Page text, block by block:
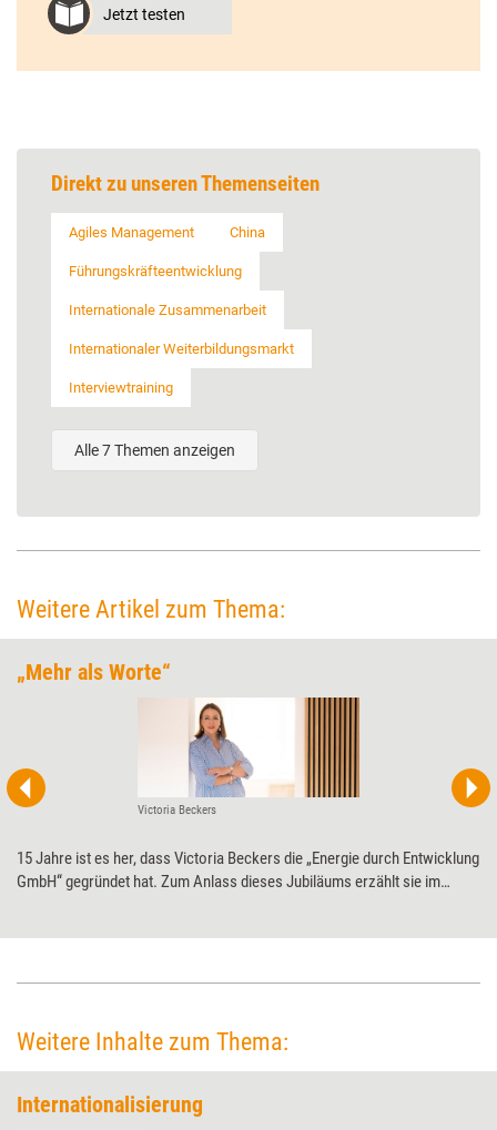
Jetzt testen
Direkt zu unseren Themenseiten
Agiles Management China
Führungskräfteentwicklung
Internationale Zusammenarbeit
Internationaler Weiterbildungsmarkt
Interviewtraining
Alle 7 Themen anzeigen
Weitere Artikel zum Thema:
„Mehr als Worte“
Victoria Beckers
15 Jahre ist es her, dass Victoria Beckers die „Energie durch Entwicklung
GmbH“ gegründet hat. Zum Anlass dieses Jubiläums erzählt sie im
Weitere Inhalte zum Thema:
Internationalisierung